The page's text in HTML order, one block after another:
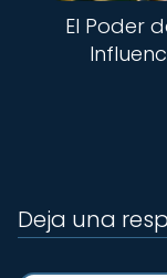
El Poder
Deja una